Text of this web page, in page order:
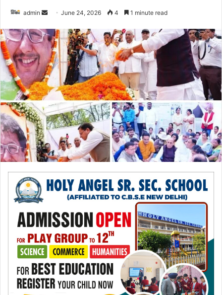
admin
n
d
a
n
e
m
a
i
l
June 24, 2026 4 1 minute read